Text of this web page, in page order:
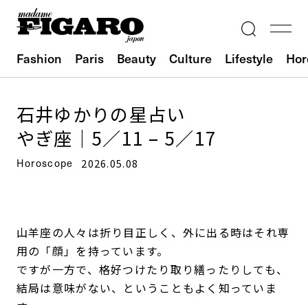
Fashion Paris Beauty Culture Lifestyle
石井ゆかりの星占い
やぎ座｜5／11 – 5／17
Horoscope 2026.05.08
山羊座の人々は折り目正しく、外に出る時はそれ専
用の「顔」を持っています。
ですが一方で、格好つけたり取り繕ったりしても、
結局は意味がない、ということもよく知っていま